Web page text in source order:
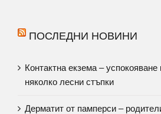
ПОСЛЕДНИ НОВИНИ
Контактна екзема – успокояване
няколко лесни стъпки
Дерматит от памперси –